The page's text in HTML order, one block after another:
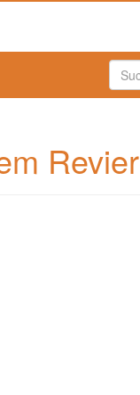
Revier